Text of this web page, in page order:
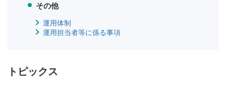
その他
運用体制
運用担当者等に係る事項
トピックス